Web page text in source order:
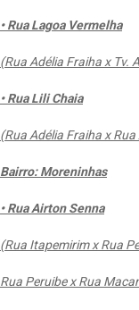
• Rua Lagoa Vermelha
(Rua Adélia Fraiha x Tv.
• Rua Lili Chaia
(Rua Adélia Fraiha x
Bairro: Moreninhas
• Rua Airton Senna
(Rua Itapemirim x Rua
Rua Peruibe x Rua